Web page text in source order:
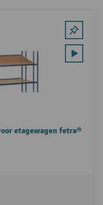
etagewagen fetra®